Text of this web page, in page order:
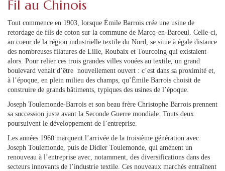
Fil au Chinois
Tout commence en 1903, lorsque Émile Barrois crée une usine de
retordage de fils de coton sur la commune de Marcq-en-Baroeul. Celle-ci,
au coeur de la région industrielle textile du Nord, se situe à égale distance
des nombreuses filatures de Lille, Roubaix et Tourcoing qui existaient
alors. Pour relier ces trois grandes villes vouées au textile, un grand
boulevard venait d’être nouvellement ouvert : c’est dans sa proximité et,
à l’époque, en plein milieu des champs, qu’Émile Barrois choisit de
construire de grands bâtiments, typiques des usines de l’époque.
Joseph Toulemonde-Barrois et son beau frère Christophe Barrois prennent
sa succession juste avant la Seconde Guerre mondiale. Touts deux
poursuivent le développement de l’entreprise.
Les années 1960 marquent l’arrivée de la troisième génération avec
Joseph Toulemonde, puis de Didier Toulemonde, qui amènent un
renouveau à l’entreprise avec, notamment, des diversifications dans des
secteurs innovants de l’industrie textile. Ces nouveaux marchés entraînent